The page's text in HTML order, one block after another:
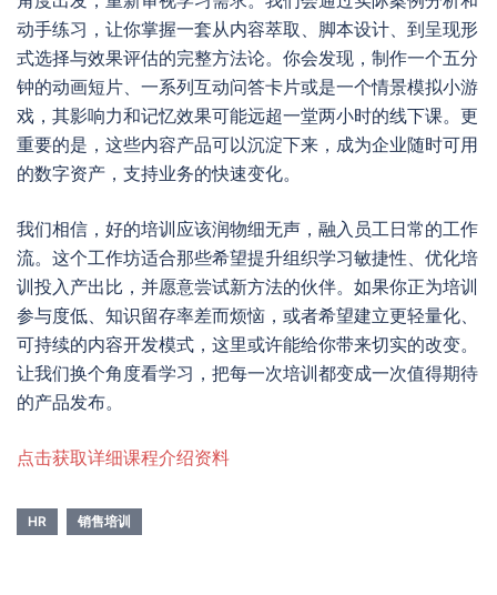
动手练习，让你掌握一套从内容萃取、脚本设计、到呈现形
式选择与效果评估的完整方法论。你会发现，制作一个五分
钟的动画短片、一系列互动问答卡片或是一个情景模拟小游
戏，其影响力和记忆效果可能远超一堂两小时的线下课。更
重要的是，这些内容产品可以沉淀下来，成为企业随时可用
的数字资产，支持业务的快速变化。
我们相信，好的培训应该润物细无声，融入员工日常的工作
流。这个工作坊适合那些希望提升组织学习敏捷性、优化培
训投入产出比，并愿意尝试新方法的伙伴。如果你正为培训
参与度低、知识留存率差而烦恼，或者希望建立更轻量化、
可持续的内容开发模式，这里或许能给你带来切实的改变。
让我们换个角度看学习，把每一次培训都变成一次值得期待
的产品发布。
点击获取详细课程介绍资料
HR 销售培训